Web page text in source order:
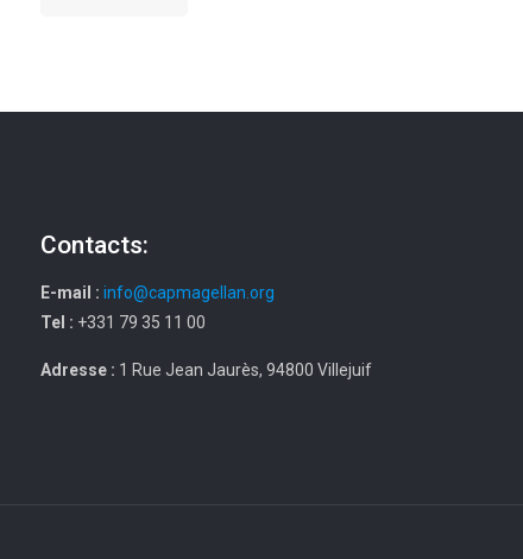
Contacts:
E-mail : info@capmagellan.org
Tel : +331 79 35 11 00
Adresse : 1 Rue Jean Jaurès, 94800 Villejuif